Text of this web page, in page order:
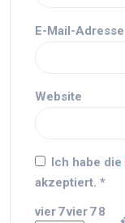
E-Mail-Adresse
Website
Ich habe die
akzeptiert. *
vier7vier78